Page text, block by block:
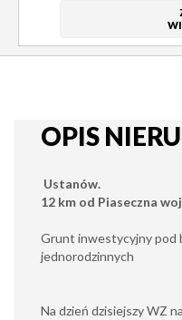
OPIS
Ustanów.
12 km od Piaseczna
Grunt inwestycyjny pod
jednorodzinnych
Na dzień dzisiejszy WZ